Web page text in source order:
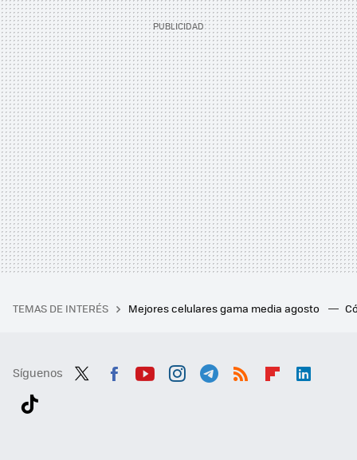
TEMAS DE INTERÉS Mejores celulares gama media agosto
Síguenos